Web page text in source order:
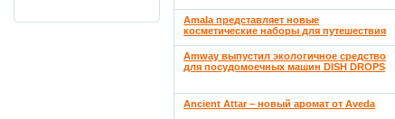
Amala представляет новые
косметические наборы для путешествия
Amway выпустил экологичное средство
для посудомоечных машин DISH DROPS
Ancient Attar – новый аромат от Aveda